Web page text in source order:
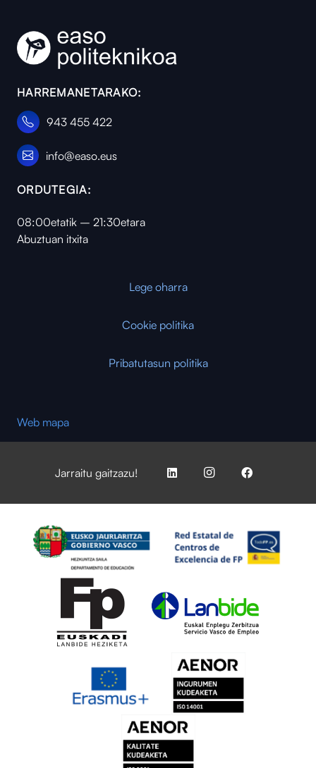
HARREMANETARAKO:
943 455 422
info@easo.eus
ORDUTEGIA:
08:00etatik – 21:30etara
Abuztuan itxita
Lege oharra
Cookie politika
Pribatutasun politika
Web mapa
Jarraitu gaitzazu!